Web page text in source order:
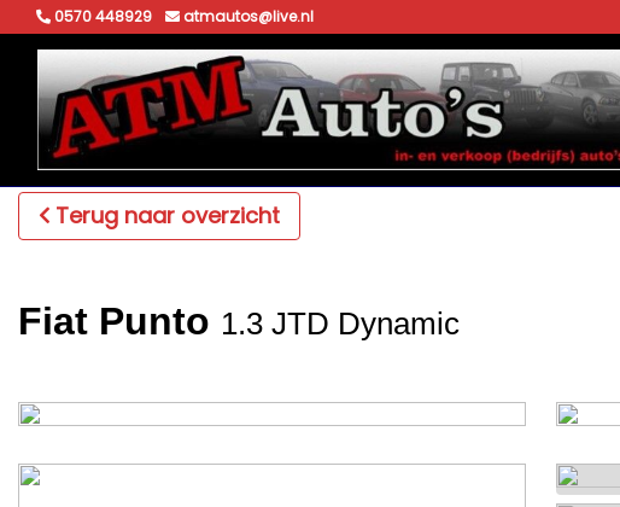
0570 448929 atmautos@live.nl
Terug naar overzicht
Fiat Punto 1.3 JTD Dynamic